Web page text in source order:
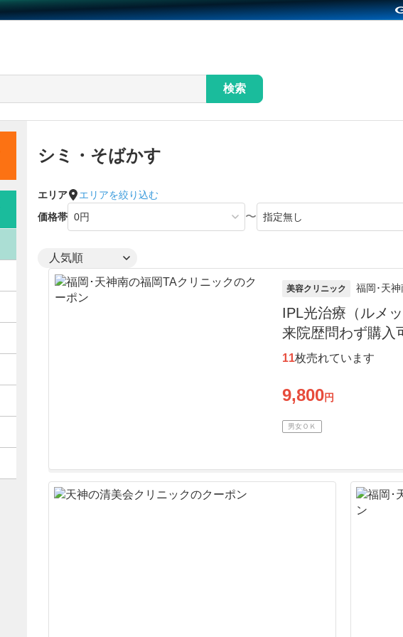
検索
シミ・そばかす
エリア
エリアを絞り込む
価格帯
〜
美容クリニック 福岡･天神
IPL光治療（ルメ
来院歴問わず購入
11枚売れています
9,800円
男女ＯＫ